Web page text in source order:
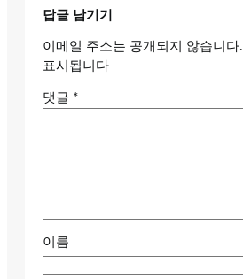
답글 남기기
이메일 주소는 공개되지 않습니다.
표시됩니다
댓글 *
이름